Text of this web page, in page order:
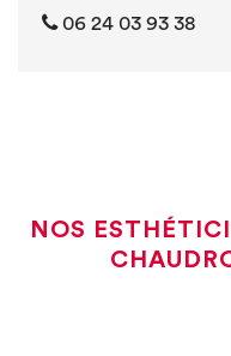
06 24 03 93 38
NOS